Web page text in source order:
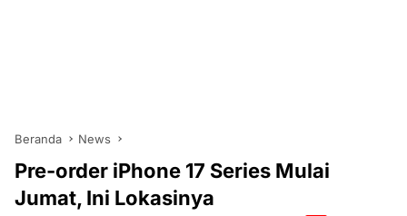
Beranda News
Pre-order iPhone 17 Series Mulai
Jumat, Ini Lokasinya